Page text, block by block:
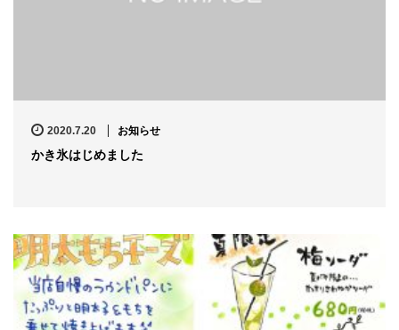
2020.7.20 お知らせ
かき氷はじめました